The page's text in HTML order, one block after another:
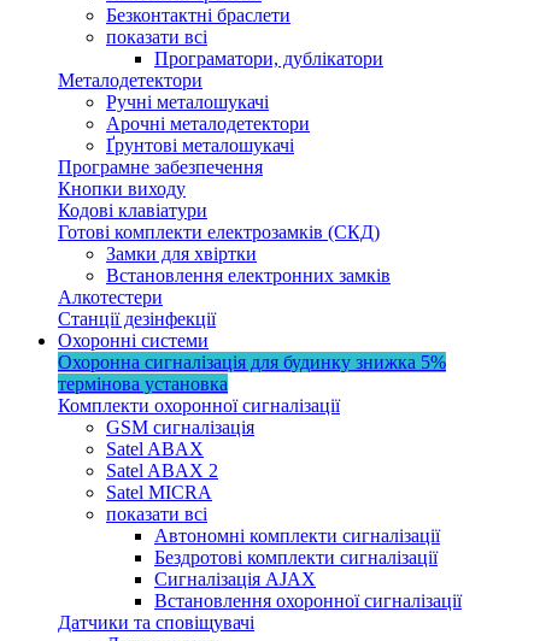
Безконтактні браслети
показати всі
Програматори, дублікатори
Металодетектори
Ручні металошукачі
Арочні металодетектори
Ґрунтові металошукачі
Програмне забезпечення
Кнопки виходу
Кодові клавіатури
Готові комплекти електрозамків (СКД)
Замки для хвіртки
Встановлення електронних замків
Алкотестери
Станції дезінфекції
Охоронні системи
Охоронна сигналізація для будинку знижка 5%
термінова установка
Комплекти охоронної сигналізації
GSM сигналізація
Satel ABAX
Satel ABAX 2
Satel MICRA
показати всі
Автономні комплекти сигналізації
Бездротові комплекти сигналізації
Сигналізація AJAX
Встановлення охоронної сигналізації
Датчики та сповіщувачі